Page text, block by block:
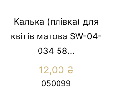
Калька (плівка) для
квітів матова SW-04-
034 58...
12,00 ₴
050099